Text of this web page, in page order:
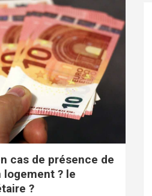
cas de présence de
logement ? le
?